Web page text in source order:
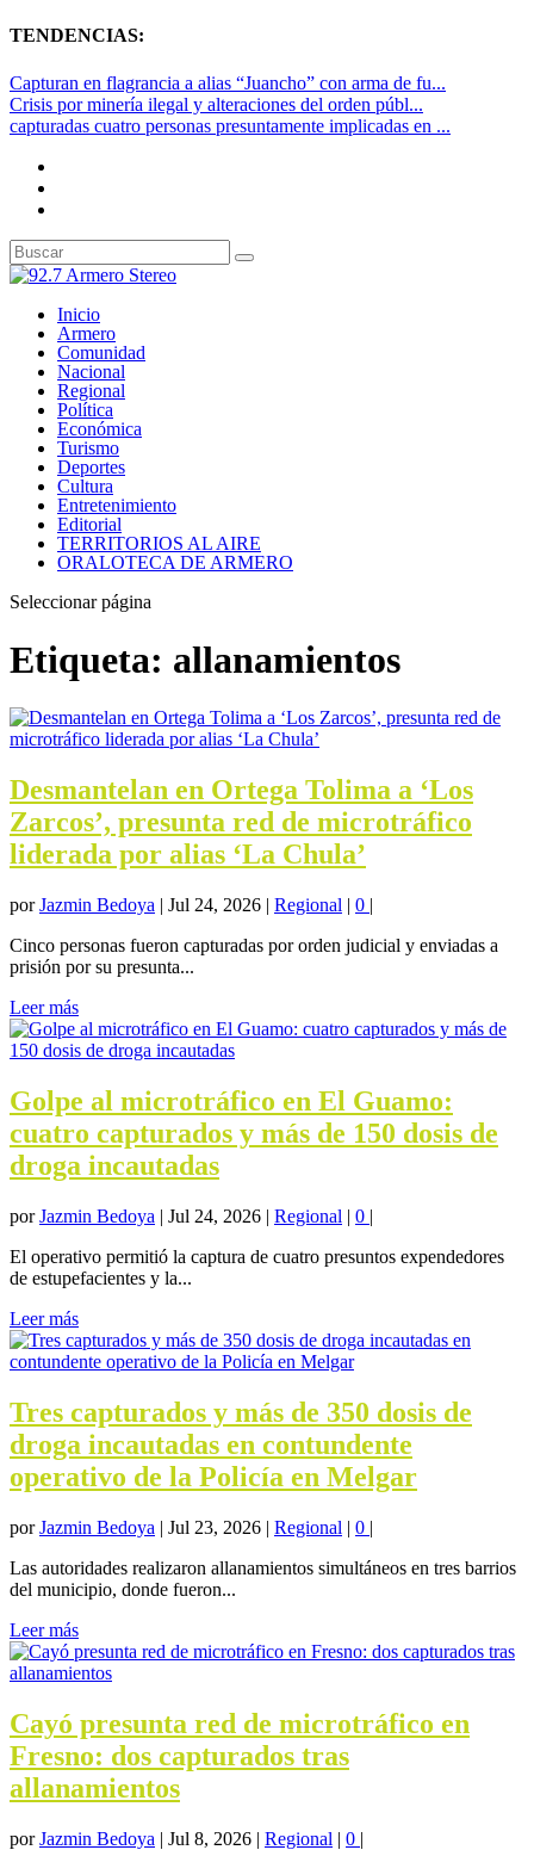
TENDENCIAS:
Capturan en flagrancia a alias “Juancho” con arma de fu...
Crisis por minería ilegal y alteraciones del orden públ...
capturadas cuatro personas presuntamente implicadas en ...
Inicio
Armero
Comunidad
Nacional
Regional
Política
Económica
Turismo
Deportes
Cultura
Entretenimiento
Editorial
TERRITORIOS AL AIRE
ORALOTECA DE ARMERO
Seleccionar página
Etiqueta: allanamientos
Desmantelan en Ortega Tolima a ‘Los
Zarcos’, presunta red de microtráfico
liderada por alias ‘La Chula’
porJazmin Bedoya | Jul 24, 2026 | Regional | 0 |
Cinco personas fueron capturadas por orden judicial y enviadas a
prisión por su presunta...
Leer más
Golpe al microtráfico en El Guamo:
cuatro capturados y más de 150 dosis de
droga incautadas
porJazmin Bedoya | Jul 24, 2026 | Regional | 0 |
El operativo permitió la captura de cuatro presuntos expendedores
de estupefacientes y la...
Leer más
Tres capturados y más de 350 dosis de
droga incautadas en contundente
operativo de la Policía en Melgar
porJazmin Bedoya | Jul 23, 2026 | Regional | 0 |
Las autoridades realizaron allanamientos simultáneos en tres barrios
del municipio, donde fueron...
Leer más
Cayó presunta red de microtráfico en
Fresno: dos capturados tras
allanamientos
porJazmin Bedoya | Jul 8, 2026 | Regional | 0 |